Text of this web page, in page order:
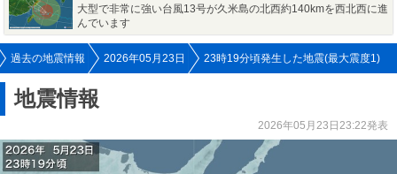
大型で非常に強い台風13号が久米島の北西約140kmを西北西に進
んでいます
過去の地震情報 2026年05月23日 23時19分頃発生した地震(最大震度1)
地震情報
2026年05月23日23:22発表